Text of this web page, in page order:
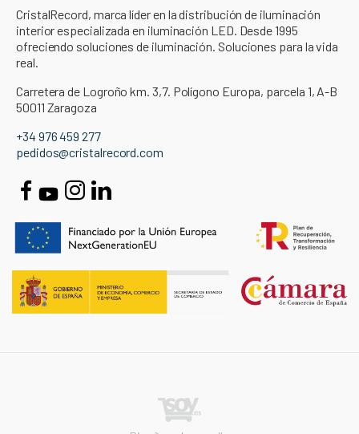
CristalRecord, marca líder en la distribución de iluminación
interior especializada en iluminación LED. Desde 1995
ofreciendo soluciones de iluminación. Soluciones para la vida
real.
Carretera de Logroño km. 3,7. Polígono Europa, parcela 1, A-B
50011 Zaragoza
+34 976 459 277
pedidos@cristalrecord.com